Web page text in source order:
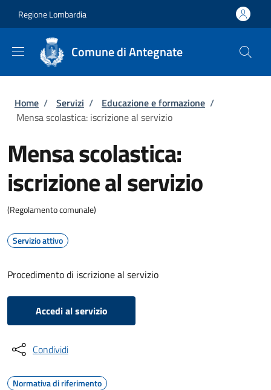
Regione Lombardia
Comune di Antegnate
Briciole di pane
Home / Servizi / Educazione e formazione /
Mensa scolastica: iscrizione al servizio
Mensa scolastica:
iscrizione al servizio
(Regolamento comunale)
Servizio attivo
Procedimento di iscrizione al servizio
Accedi al servizio
Condividi
Normativa di riferimento